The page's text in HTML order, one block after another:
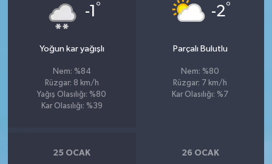
-1 °
Yoğun kar yağışlı
Nem: %84
Rüzgar: 8 km/h
Yağış Olasılığı: %80
Kar Olasılığı: %39
-2°
Parçalı Bulutlu
Nem: %80
Rüzgar: 7 km/h
Kar Olasılığı: %7
25 OCAK 26 OCAK